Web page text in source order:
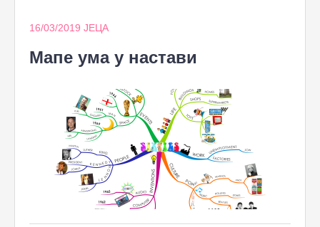
16/03/2019 ЈЕЦА
Мапе ума у настави